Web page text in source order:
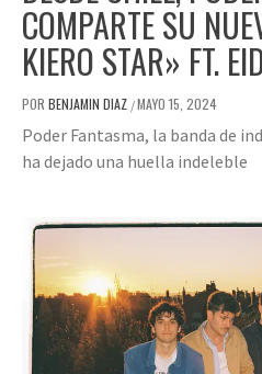
COMPARTE SU
KIERO STAR» FT.
POR BENJAMIN DIAZ /MAYO 15, 2024
Poder Fantasma, la banda de
ha dejado una huella indeleble